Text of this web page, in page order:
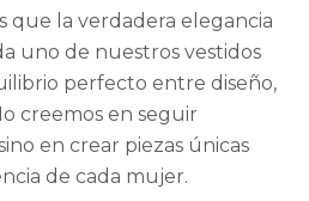
que la verdadera elegancia
uno de nuestros vestidos
perfecto entre diseño,
creemos en seguir
en crear piezas únicas
de cada mujer.